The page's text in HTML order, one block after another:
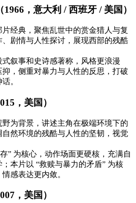
，意大利 / 西班牙 / 美国）
片经典，聚焦乱世中的赏金猎人与复
剧情与人性探讨，展现西部的残酷
式叙事和史诗感著称，风格更浪漫
，侧重对暴力与人性的反思，打破
。
，美国）
野为背景，讲述主角在极端环境下的
然环境的残酷与人性的坚韧，视觉
存” 为核心，动作场面更硬核，充满自
本片以 “救赎与暴力的矛盾” 为核
感表达更内敛。
，美国）